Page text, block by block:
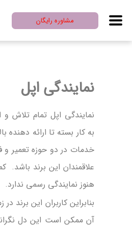
مشاوره رایگان
نمایندگی اپل
نمایندگی اپل تمام تلاش
به کار بسته تا ارائه دهنده
خدمات در دو حوزه تعمیر و
علاقمندان این برند باشد.
هنوز نمایندگی رسمی ندارد.
بنابراین کاربران این برند
آن ممکن است این دل